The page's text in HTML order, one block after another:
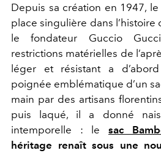
Depuis sa création en 1947,
place singulière dans l’histoire
le fondateur Guccio
restrictions matérielles de
léger et résistant a
poignée emblématique d’un
main par des artisans
puis laqué, il a donné
intemporelle : le sac
héritage renaît sous une